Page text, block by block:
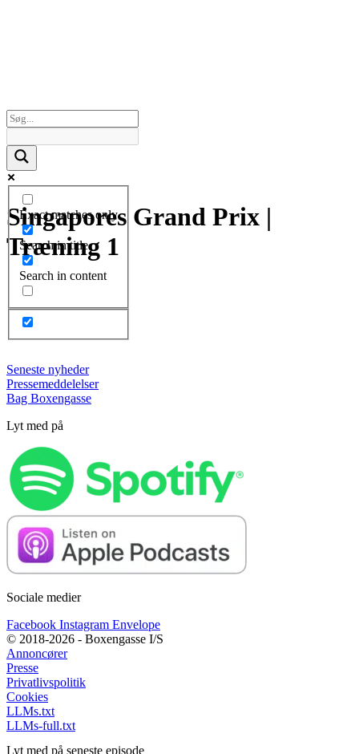
Exact matches only
Search in title
Search in content
Singapores Grand Prix |
Træning 1
Seneste nyheder
Pressemeddelelser
Bag Boxengasse
Lyt med på
Sociale medier
Facebook Instagram Envelope
© 2018-2026 - Boxengasse I/S
Annoncører
Presse
Privatlivspolitik
Cookies
LLMs.txt
LLMs-full.txt
Lyt med på seneste episode